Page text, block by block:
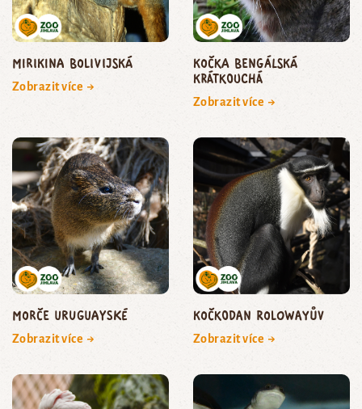
mirikina bolivijská
Zobrazit více →
kočka bengálská
krátkouchá
Zobrazit více →
morče uruguayské
Zobrazit více →
kočkodan Rolowayův
Zobrazit více →